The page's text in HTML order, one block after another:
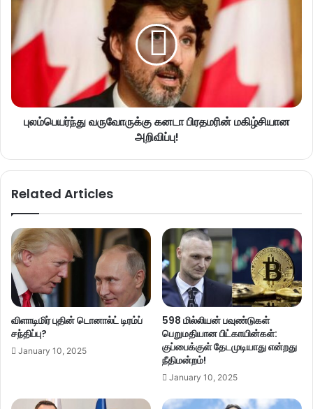
புலம்பெயர்ந்து வருவோருக்கு கனடா பிரதமரின் மகிழ்சியான
அறிவிப்பு!
Related Articles
விளாடிமிர் புதின் டொனால்ட் டிரம்ப்
சந்திப்பு?
January 10, 2025
598 மில்லியன் பவுண்டுகள்
பெறுமதியான பிட்காயின்கள்:
குப்பைக்குள் தேடமுடியாது என்றது
நீதிமன்றம்!
January 10, 2025